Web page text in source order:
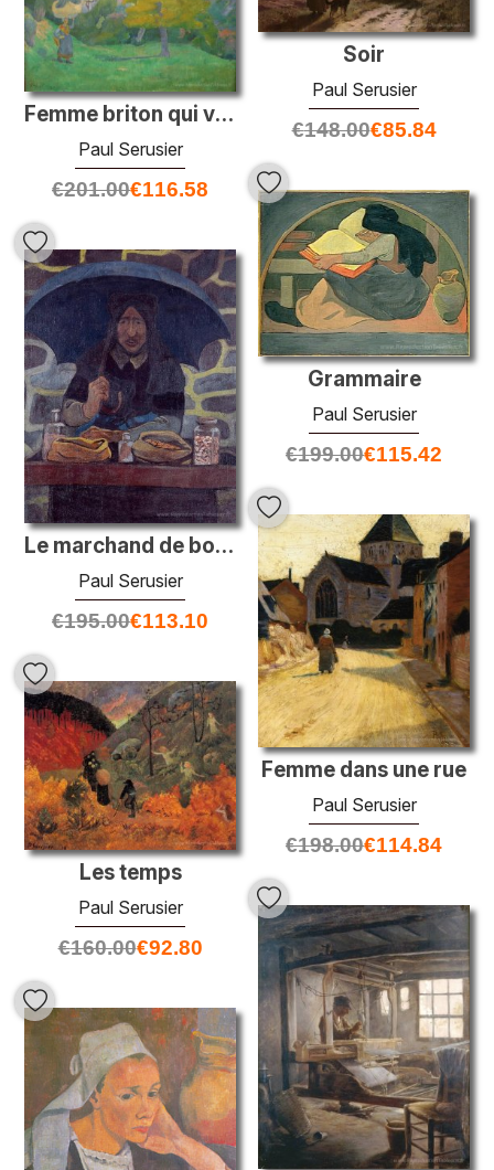
Soir
Paul Serusier
€148.00€85.84
Femme briton qui va à la place de lavage
Paul Serusier
€201.00€116.58
Grammaire
Paul Serusier
€199.00€115.42
Le marchand de bonbons
Paul Serusier
€195.00€113.10
Femme dans une rue
Paul Serusier
€198.00€114.84
Les temps
Paul Serusier
€160.00€92.80